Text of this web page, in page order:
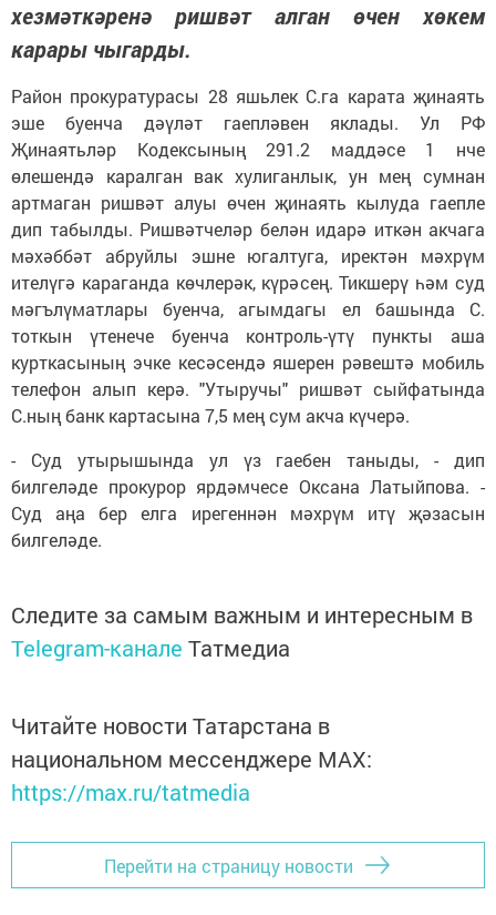
хезмәткәренә ришвәт алган өчен хөкем
карары чыгарды.
Район прокуратурасы 28 яшьлек С.га карата җинаять
эше буенча дәүләт гаепләвен яклады. Ул РФ
Җинаятьләр Кодексының 291.2 маддәсе 1 нче
өлешендә каралган вак хулиганлык, ун мең сумнан
артмаган ришвәт алуы өчен җинаять кылуда гаепле
дип табылды. Ришвәтчеләр белән идарә иткән акчага
мәхәббәт абруйлы эшне югалтуга, иректән мәхрүм
ителүгә караганда көчлерәк, күрәсең. Тикшерү һәм суд
мәгълүматлары буенча, агымдагы ел башында С.
тоткын үтенече буенча контроль-үтү пункты аша
курткасының эчке кесәсендә яшерен рәвештә мобиль
телефон алып керә. "Утыручы" ришвәт сыйфатында
С.ның банк картасына 7,5 мең сум акча күчерә.
- Суд утырышында ул үз гаебен таныды, - дип
билгеләде прокурор ярдәмчесе Оксана Латыйпова. -
Суд аңа бер елга ирегеннән мәхрүм итү җәзасын
билгеләде.
Следите за самым важным и интересным в
Telegram-канале Татмедиа
Читайте новости Татарстана в
национальном мессенджере MАХ:
https://max.ru/tatmedia
Перейти на страницу новости